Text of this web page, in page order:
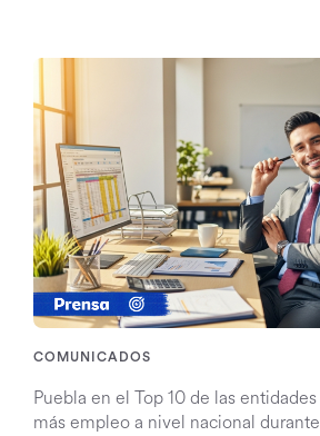
COMUNICADOS
Puebla en el Top 10 de las
más empleo a nivel nacional